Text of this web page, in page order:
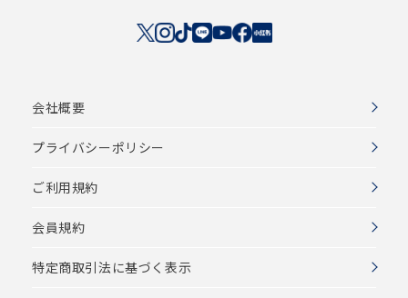
会社概要
プライバシーポリシー
ご利用規約
会員規約
特定商取引法に基づく表示